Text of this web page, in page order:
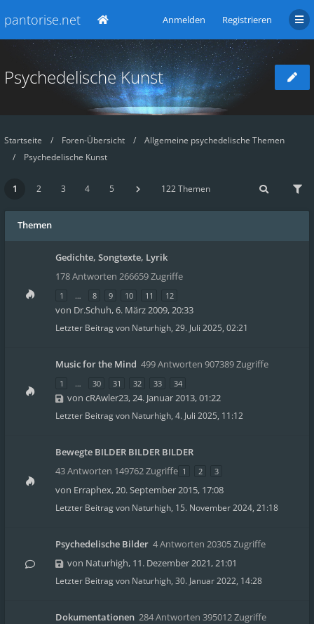
pantorise.net Anmelden Registrieren
Psychedelische Kunst
Startseite Foren-Übersicht
Allgemeine psychedelische Themen
Psychedelische Kunst
1 2 3 4 5 122 Themen
Themen
Gedichte, Songtexte, Lyrik
178 Antworten 266659 Zugriffe
1 … 8 9 10 11 12
von Dr.Schuh,6. März 2009, 20:33
Letzter Beitrag von Naturhigh, 29. Juli 2025, 02:21
Music for the Mind 499 Antworten 907389 Zugriffe
1 … 30 31 32 33 34
von cRAwler23,24. Januar 2013, 01:22
Letzter Beitrag von Naturhigh, 4. Juli 2025, 11:12
Bewegte BILDER BILDER BILDER
43 Antworten 149762 Zugriffe 1 2 3
von Erraphex,20. September 2015, 17:08
Letzter Beitrag von Naturhigh, 15. November 2024, 21:18
Psychedelische Bilder 4 Antworten 20305 Zugriffe
von Naturhigh, 11. Dezember 2021, 21:01
Letzter Beitrag von Naturhigh, 30. Januar 2022, 14:28
Dokumentationen 284 Antworten 395012 Zugriffe